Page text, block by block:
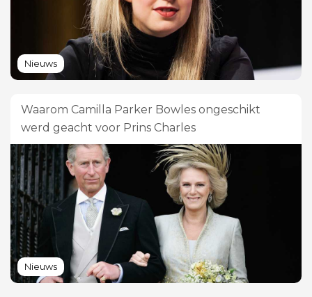
Nieuws
Waarom Camilla Parker Bowles ongeschikt
werd geacht voor Prins Charles
Nieuws